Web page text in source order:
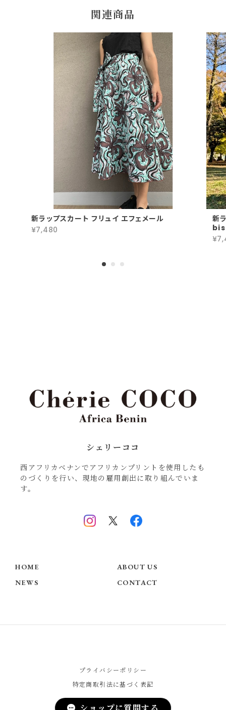
関連商品
新ラップスカート フリュイ エフェメール
¥7,480
新
シェリーココ
西アフリカベナンでアフリカンプリントを使用したも
のづくりを行い、現地の雇用創出に取り組んでいま
す。
HOME
ABOUT US
NEWS
CONTACT
プライバシーポリシー
特定商取引法に基づく表記